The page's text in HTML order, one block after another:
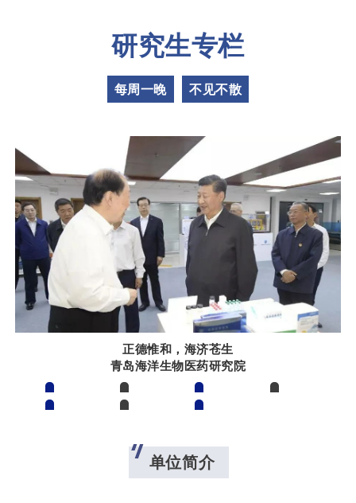
研究生专栏
每周一晚 不见不散
正德惟和，海济苍生
青岛海洋生物医药研究院
单位简介